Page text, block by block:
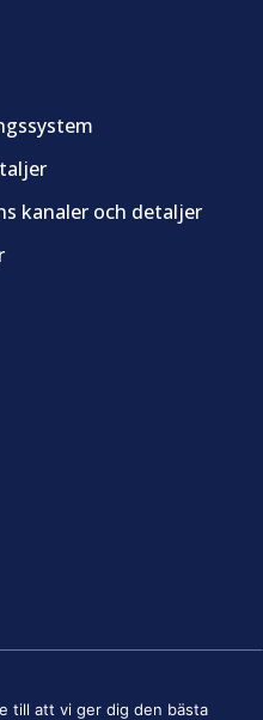
kanaler och detaljer
Om cookies
till att vi ger dig den bästa